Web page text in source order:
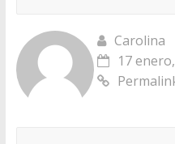
Carolina
17